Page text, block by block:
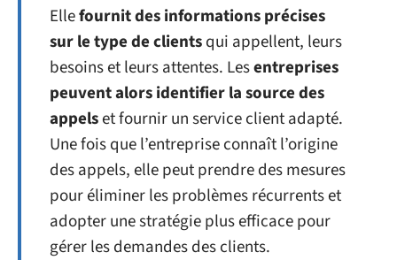
Ellefournit des informations précises
sur le type de clientsqui appellent, leurs
besoins et leurs attentes. Lesentreprises
peuvent alors identifier la source des
appelset fournir un service client adapté.
Une fois que l’entreprise connaît l’origine
des appels, elle peut prendre des mesures
pour éliminer les problèmes récurrents et
adopter une stratégie plus efficace pour
gérer les demandes des clients.